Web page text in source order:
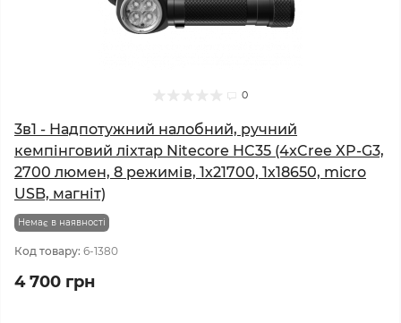
0
3в1 - Надпотужний налобний, ручний
кемпінговий ліхтар Nitecore HC35 (4xCree XP-G3,
2700 люмен, 8 режимів, 1х21700, 1х18650, micro
USB, магніт)
Немає в наявності
Код товару: 6-1380
4 700 грн